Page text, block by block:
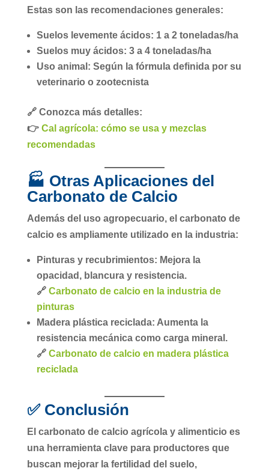
Estas son las recomendaciones generales:
Suelos levemente ácidos: 1 a 2 toneladas/ha
Suelos muy ácidos: 3 a 4 toneladas/ha
Uso animal: Según la fórmula definida por su
veterinario o zootecnista
🔗 Conozca más detalles:
👉 Cal agrícola: cómo se usa y mezclas
recomendadas
🏭 Otras Aplicaciones del
Carbonato de Calcio
Además del uso agropecuario, el carbonato de
calcio es ampliamente utilizado en la industria:
Pinturas y recubrimientos: Mejora la
opacidad, blancura y resistencia.
🔗 Carbonato de calcio en la industria de
pinturas
Madera plástica reciclada: Aumenta la
resistencia mecánica como carga mineral.
🔗 Carbonato de calcio en madera plástica
reciclada
✅ Conclusión
El carbonato de calcio agrícola y alimenticio es
una herramienta clave para productores que
buscan mejorar la fertilidad del suelo,